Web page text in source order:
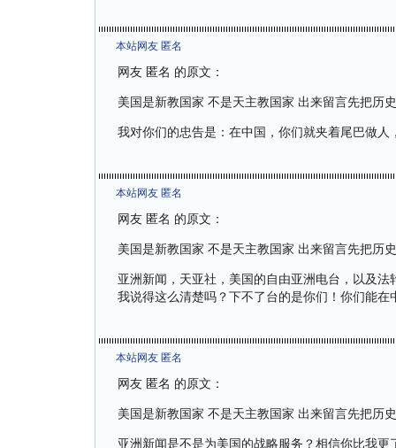
本站网友 匿名
网友 匿名 的原文：
美国是新教国家 不是天主教国家 出来留言先把历
我对你们的忠告是：在中国，你们就夹着尾巴做人
本站网友 匿名
网友 匿名 的原文：
美国是新教国家 不是天主教国家 出来留言先把历
亚洲新闻，天亚社，美国的自由亚洲电台，以及
我说得这么清楚吗？下不了台的是你们！你们能在
本站网友 匿名
网友 匿名 的原文：
美国是新教国家 不是天主教国家 出来留言先把历
亚洲新闻是不是为美国的战略服务？相信你比我更